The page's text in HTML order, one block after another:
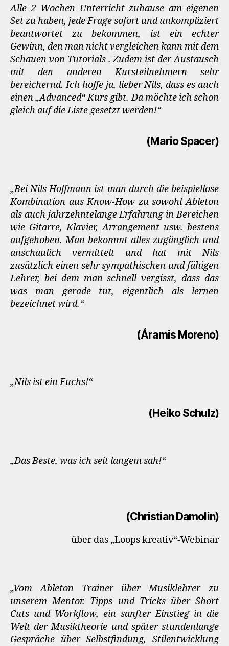
Alle 2 Wochen Unterricht zuhause am eigenen
Set zu haben, jede Frage sofort und unkompliziert
beantwortet zu bekommen, ist ein echter
Gewinn, den man nicht vergleichen kann mit dem
Schauen von Tutorials . Zudem ist der Austausch
mit den anderen Kursteilnehmern sehr
bereichernd. Ich hoffe ja, lieber Nils, dass es auch
einen „Advanced“ Kurs gibt. Da möchte ich schon
gleich auf die Liste gesetzt werden!“
(Mario Spacer)
„Bei Nils Hoffmann ist man durch die beispiellose
Kombination aus Know-How zu sowohl Ableton
als auch jahrzehntelange Erfahrung in Bereichen
wie Gitarre, Klavier, Arrangement usw. bestens
aufgehoben. Man bekommt alles zugänglich und
anschaulich vermittelt und hat mit Nils
zusätzlich einen sehr sympathischen und fähigen
Lehrer, bei dem man schnell vergisst, dass das
was man gerade tut, eigentlich als lernen
bezeichnet wird.“
(Áramis Moreno)
„Nils ist ein Fuchs!“
(Heiko Schulz)
„Das Beste, was ich seit langem sah!“
(Christian Damolin)
über das „Loops kreativ“-Webinar
„Vom Ableton Trainer über Musiklehrer zu
unserem Mentor. Tipps und Tricks über Short
Cuts und Workflow, ein sanfter Einstieg in die
Welt der Musiktheorie und später stundenlange
Gespräche über Selbstfindung, Stilentwicklung